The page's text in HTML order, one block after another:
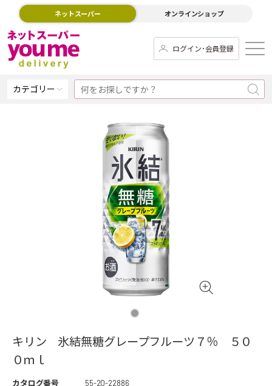
ネットスーパー オンラインショップ
ログイン･会員登録
カテゴリー
キリン 氷結無糖グレープフルーツ７％ ５０
０ｍｌ
カタログ番号
55-20-22886